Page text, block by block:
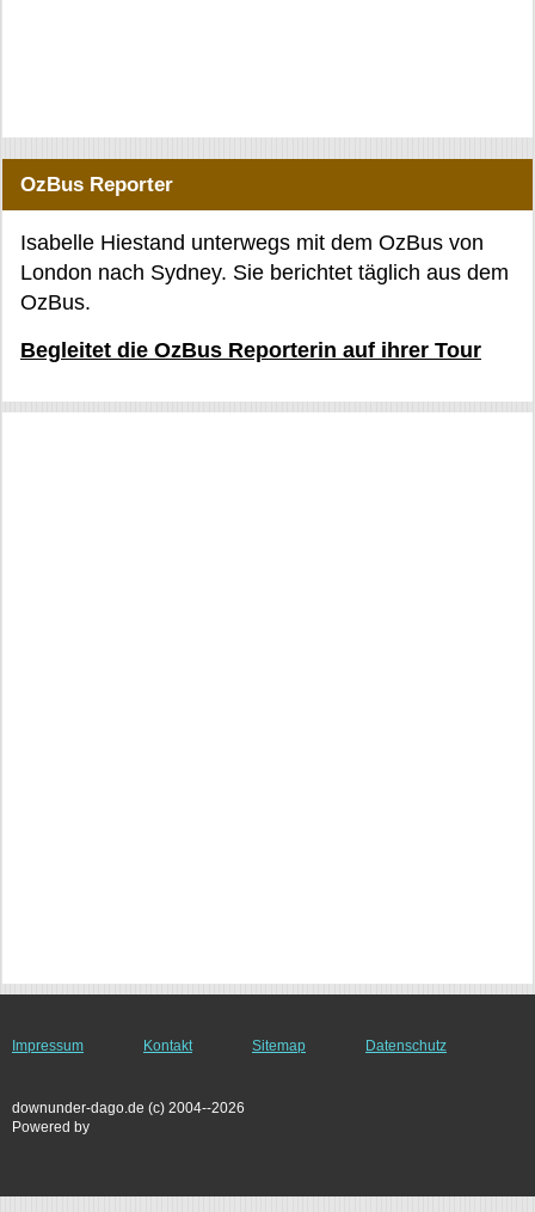
OzBus Reporter
Isabelle Hiestand unterwegs mit dem OzBus von
London nach Sydney. Sie berichtet täglich aus dem
OzBus.
Begleitet die OzBus Reporterin auf ihrer Tour
Impressum Kontakt Sitemap Datenschutz
downunder-dago.de (c) 2004--2026
Powered by